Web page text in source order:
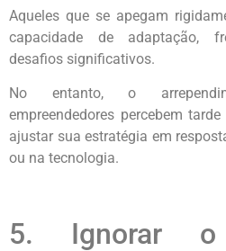
Aqueles que se apegam
capacidade de adaptação,
desafios significativos.
No entanto, o
empreendedores percebem
ajustar sua estratégia em
ou na tecnologia.
5. Ignorar